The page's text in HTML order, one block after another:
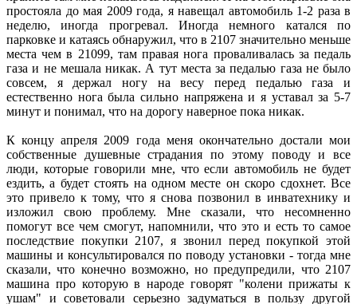
простояла до мая 2009 года, я навещал автомобиль 1-2 раза в
неделю, иногда прогревал. Иногда немного катался по
парковке и катаясь обнаружил, что в 2107 значительно меньше
места чем в 21099, там правая нога проваливалась за педаль
газа и не мешала никак. А тут места за педалью газа не было
совсем, я держал ногу на весу перед педалью газа и
естественно нога была сильно напряжена и я уставал за 5-7
минут и понимал, что на дорогу наверное пока никак.
К концу апреля 2009 года меня окончательно достали мои
собственные душевные страдания по этому поводу и все
люди, которые говорили мне, что если автомобиль не будет
ездить, а будет стоять на одном месте он скоро сдохнет. Все
это привело к тому, что я снова позвонил в инватехнику и
изложил свою проблему. Мне сказали, что несомненно
помогут все чем смогут, напомнили, что это и есть то самое
последствие покупки 2107, я звонил перед покупкой этой
машины и консультировался по поводу установки - тогда мне
сказали, что конечно возможно, но предупредили, что 2107
машина про которую в народе говорят "колени прижаты к
ушам" и советовали серьезно задуматься в пользу другой